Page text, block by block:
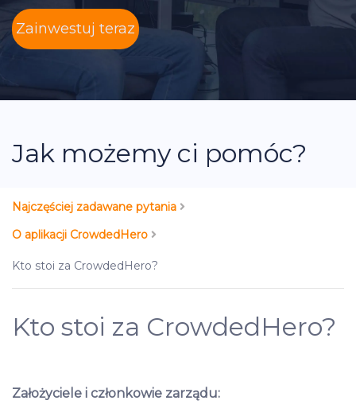
Zainwestuj teraz
Jak możemy ci pomóc?
Najczęściej zadawane pytania
O aplikacji CrowdedHero
Kto stoi za CrowdedHero?
Kto stoi za CrowdedHero?
Założyciele i członkowie zarządu: